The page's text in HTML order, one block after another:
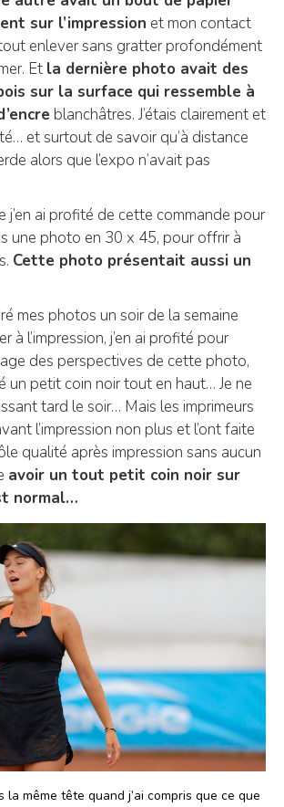
sur l’impression et mon contact
enlever sans gratter profondément
Et la dernière photo avait des
sur la surface qui ressemble à
blanchâtres. J’étais clairement et
et surtout de savoir qu’à distance
alors que l’expo n’avait pas
j’en ai profité de cette commande pour
une photo en 30 x 45, pour offrir à
Cette photo présentait aussi un
mes photos un soir de la semaine
à l’impression, j’en ai profité pour
des perspectives de cette photo,
un petit coin noir tout en haut… Je ne
tard le soir… Mais les imprimeurs
l’impression non plus et l’ont faite
qualité après impression sans aucun
avoir un tout petit coin noir sur
normal…
la même tête quand j’ai compris que ce que